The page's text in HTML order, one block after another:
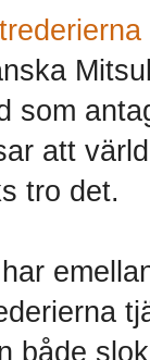
som
att
tro det.
både